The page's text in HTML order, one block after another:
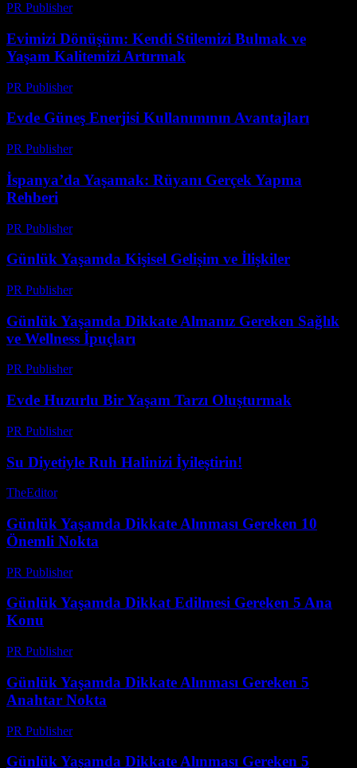
PR Publisher-
Evimizi Dönüşüm: Kendi Stilemizi Bulmak ve
Yaşam Kalitemizi Artırmak
PR Publisher-
Evde Güneş Enerjisi Kullanımının Avantajları
PR Publisher-
İspanya’da Yaşamak: Rüyanı Gerçek Yapma
Rehberi
PR Publisher-
Günlük Yaşamda Kişisel Gelişim ve İlişkiler
PR Publisher-
Günlük Yaşamda Dikkate Almanız Gereken Sağlık
ve Wellness İpuçları
PR Publisher-
Evde Huzurlu Bir Yaşam Tarzı Oluşturmak
PR Publisher-
Su Diyetiyle Ruh Halinizi İyileştirin!
TheEditor-
Günlük Yaşamda Dikkate Alınması Gereken 10
Önemli Nokta
PR Publisher-
Günlük Yaşamda Dikkat Edilmesi Gereken 5 Ana
Konu
PR Publisher-
Günlük Yaşamda Dikkate Alınması Gereken 5
Anahtar Nokta
PR Publisher-
Günlük Yaşamda Dikkate Alınması Gereken 5